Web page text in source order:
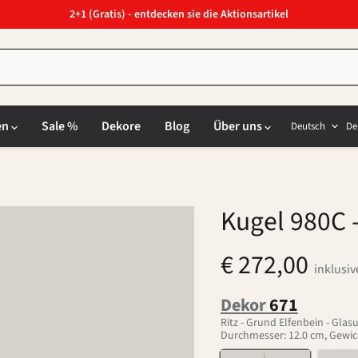
2+1 (Gratis) - entdecken sie die Aktionsartikel
Sale % Dekore Blog Über uns Deutsch
Kugel 980C
€ 272,00
Dekor671
Ritz - Grund Elfenbein -
Durchmesser: 12.0 cm,